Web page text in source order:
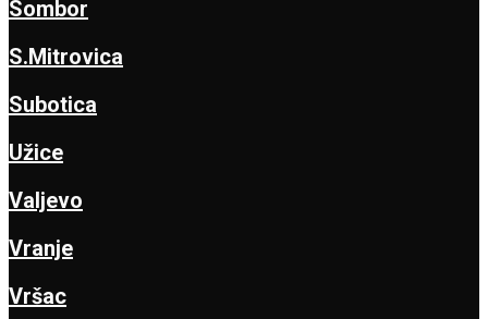
Sombor
S.Mitrovica
Subotica
Užice
Valjevo
Vranje
Vršac